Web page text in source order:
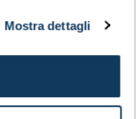
Mostra dettagli
Aggiornati 22 Maggio 2023